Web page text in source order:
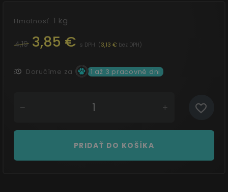
psa:Kvalitná energiaRedukčná diétaKrásna
srsťZdravá koža
Hmotnosť: 1 kg
4,19 3,85 € s DPH (3,13 € bez DPH)
Doručíme za 1 až 3 pracovné dni
PRIDAŤ DO KOŠÍKA